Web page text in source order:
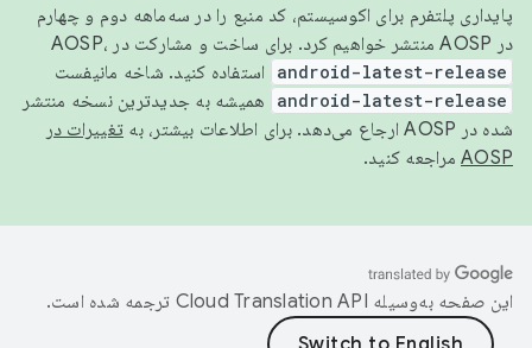
پایداری پلتفرم برای اکوسیستم، کد منبع را در سه‌ماهه دوم و چهارم
در AOSP منتشر خواهیم کرد. برای ساخت و مشارکت در AOSP،
android-latest-release استفاده کنید. شاخه مانیفست
android-latest-release
همیشه به جدیدترین نسخه منتشر
شده در AOSP ارجاع می‌دهد. برای اطلاعات بیشتر، به
تغییرات در
AOSP مراجعه کنید.
این صفحه به‌وسیله ترجمه شده است.